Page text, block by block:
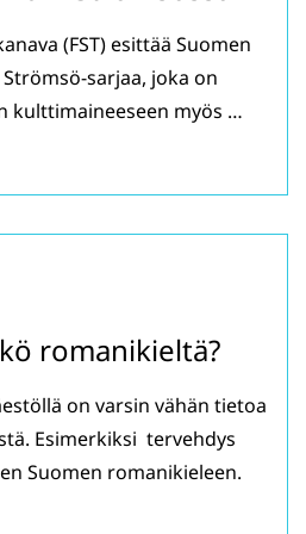
(FST) esittää Suomen
sarjaa, joka on
kulttimaineeseen myös …
romanikieltä?
on varsin vähän tietoa
Esimerkiksi tervehdys
Suomen romanikieleen.